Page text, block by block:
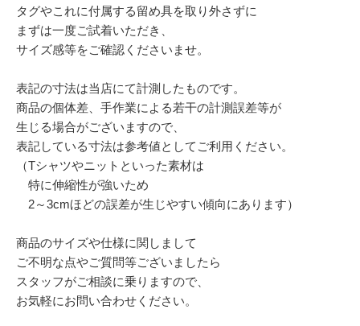
タグやこれに付属する留め具を取り外さずに
まずは一度ご試着いただき、
サイズ感等をご確認くださいませ。
表記の寸法は当店にて計測したものです。
商品の個体差、手作業による若干の計測誤差等が
生じる場合がございますので、
表記している寸法は参考値としてご利用ください。
（Tシャツやニットといった素材は
特に伸縮性が強いため
2～3cmほどの誤差が生じやすい傾向にあります）
商品のサイズや仕様に関しまして
ご不明な点やご質問等ございましたら
スタッフがご相談に乗りますので、
お気軽にお問い合わせください。